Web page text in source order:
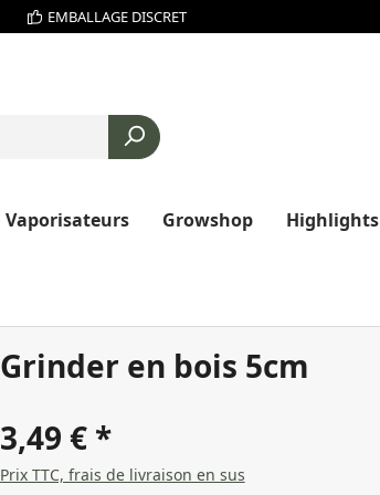
EMBALLAGE DISCRET
Vaporisateurs Growshop Highlights
Grinder en bois 5cm
3,49 €
Prix TTC, frais de livraison en sus